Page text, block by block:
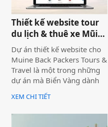
Thiết kế website tour
du lịch & thuê xe Mũi
Né
Dự án thiết kế website cho
Muine Back Packers Tours &
Travel là một trong những
dự án mà Biển Vàng dành
rất nhiều tâm huyết để triển
khai trọn vẹn cả về giao
diện, trải nghiệm người
dùng và hiệu quả vận hành
XEM CHI TIẾT